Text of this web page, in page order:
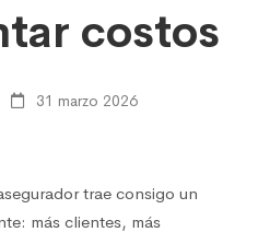
costos
31 marzo 2026
trae consigo un
más clientes, más